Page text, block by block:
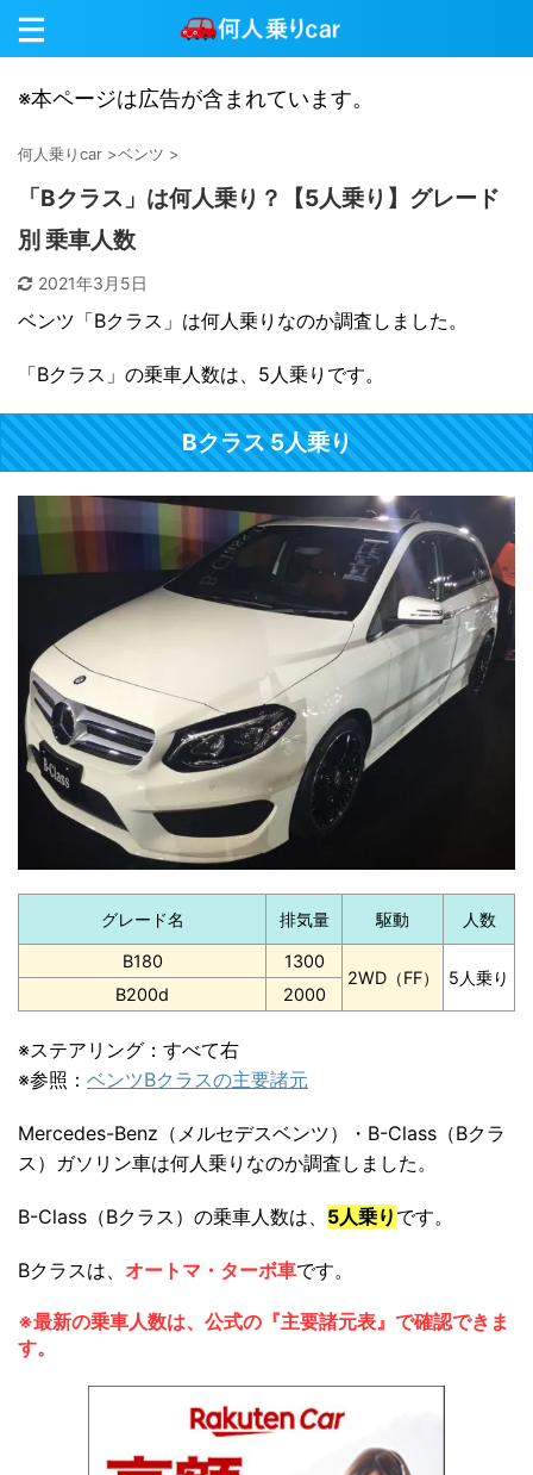
※本ページは広告が含まれています。
何人乗りcar >ベンツ >
「Bクラス」は何人乗り？【5人乗り】グレード
別 乗車人数
2021年3月5日
ベンツ「Bクラス」は何人乗りなのか調査しました。
「Bクラス」の乗車人数は、5人乗りです。
Bクラス 5人乗り
グレード名 排気量 駆動 人数
B180
1300
2WD（FF）
5人乗り
B200d
2000
※ステアリング：すべて右
※参照： ベンツBクラスの主要諸元
Mercedes-Benz（メルセデスベンツ）・B-Class（Bクラ
ス）ガソリン車は何人乗りなのか調査しました。
B-Class（Bクラス）の乗車人数は、 5人乗り です。
Bクラスは、 オートマ・ターボ車です。
※最新の乗車人数は、公式の『主要諸元表』で確認できま
す。